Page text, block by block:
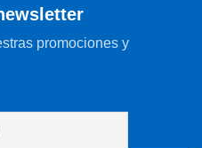
promociones y